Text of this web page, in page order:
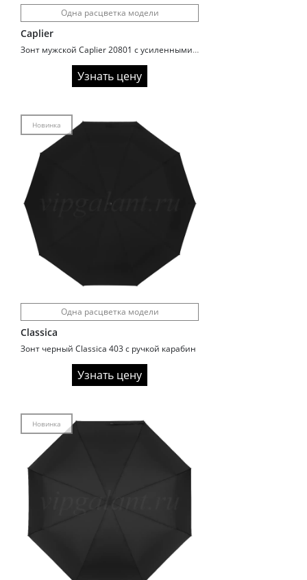
Одна расцветка модели
Caplier
Зонт мужской Caplier 20801 с усиленными спицами
Узнать цену
Новинка
Одна расцветка модели
Classica
Зонт черный Classica 403 с ручкой карабин
Узнать цену
Новинка